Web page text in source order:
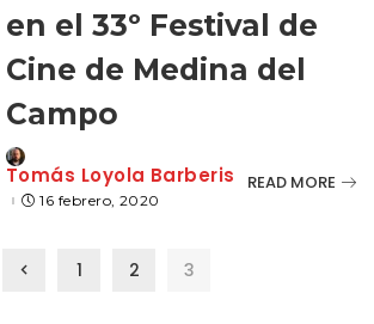
en el 33º Festival de
Cine de Medina del
Campo
Posted
by
Tomás Loyola Barberis
16 febrero, 2020
READ MORE
1 2 3